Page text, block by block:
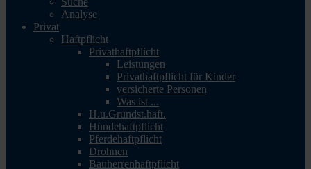
Analyse
Privat
Haftpflicht
Privathaftpflicht
Leistungen
Privathaftpflicht für Kinder
versicherte Personen
Was ist ...
H.u.Grundst.haft.
Hundehaftpflicht
Pferdehaftpflicht
Drohnen
Bauherrenhaftpflicht